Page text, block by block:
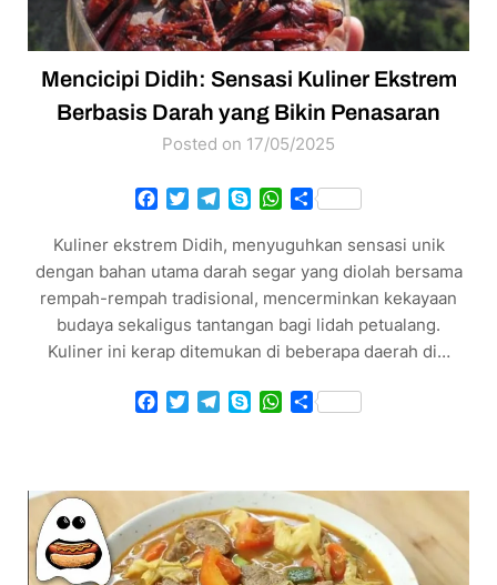
Mencicipi Didih: Sensasi Kuliner Ekstrem
Berbasis Darah yang Bikin Penasaran
Posted on 17/05/2025
Facebook
TwitterTelegram
SkypeWhatsApp
Share
Kuliner ekstrem Didih, menyuguhkan sensasi unik
dengan bahan utama darah segar yang diolah bersama
rempah-rempah tradisional, mencerminkan kekayaan
budaya sekaligus tantangan bagi lidah petualang.
Kuliner ini kerap ditemukan di beberapa daerah di…
Facebook
TwitterTelegram
SkypeWhatsApp
Share